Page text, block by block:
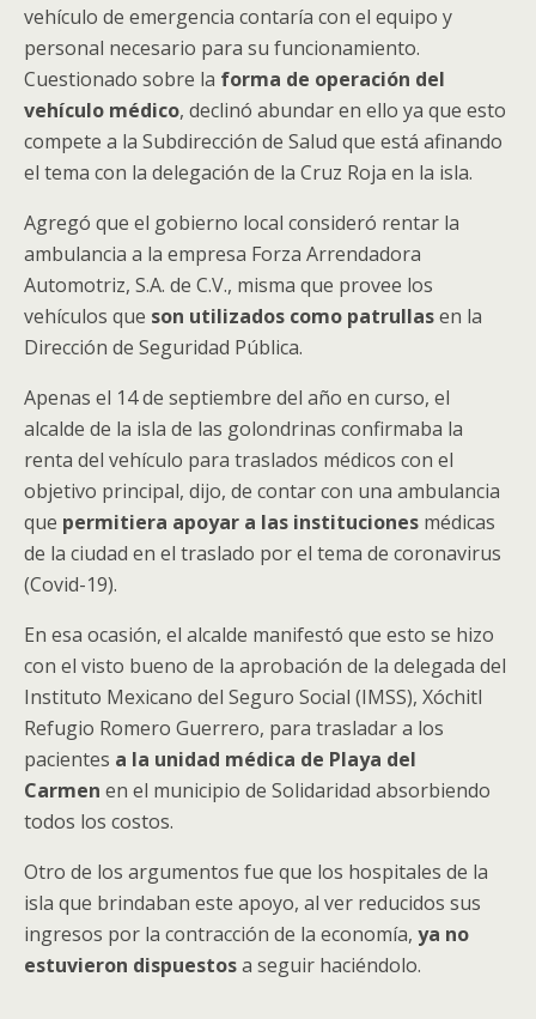
vehículo de emergencia contaría con el equipo y
personal necesario para su funcionamiento.
Cuestionado sobre la forma de operación del
vehículo médico, declinó abundar en ello ya que esto
compete a la Subdirección de Salud que está afinando
el tema con la delegación de la Cruz Roja en la isla.
Agregó que el gobierno local consideró rentar la
ambulancia a la empresa Forza Arrendadora
Automotriz, S.A. de C.V., misma que provee los
vehículos que son utilizados como patrullasen la
Dirección de Seguridad Pública.
Apenas el 14 de septiembre del año en curso, el
alcalde de la isla de las golondrinas confirmaba la
renta del vehículo para traslados médicos con el
objetivo principal, dijo, de contar con una ambulancia
que permitiera apoyar a las instituciones médicas
de la ciudad en el traslado por el tema de coronavirus
(Covid-19).
En esa ocasión, el alcalde manifestó que esto se hizo
con el visto bueno de la aprobación de la delegada del
Instituto Mexicano del Seguro Social (IMSS), Xóchitl
Refugio Romero Guerrero, para trasladar a los
pacientes a la unidad médica de Playa del
Carmen en el municipio de Solidaridad absorbiendo
todos los costos.
Otro de los argumentos fue que los hospitales de la
isla que brindaban este apoyo, al ver reducidos sus
ingresos por la contracción de la economía, ya no
estuvieron dispuestosa seguir haciéndolo.